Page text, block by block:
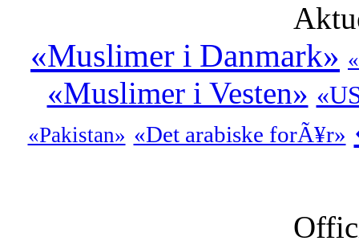
«Muslimer i Danmark»
«Muslimer i Vesten»
«Pakistan» «Det arabiske forÃ¥r»